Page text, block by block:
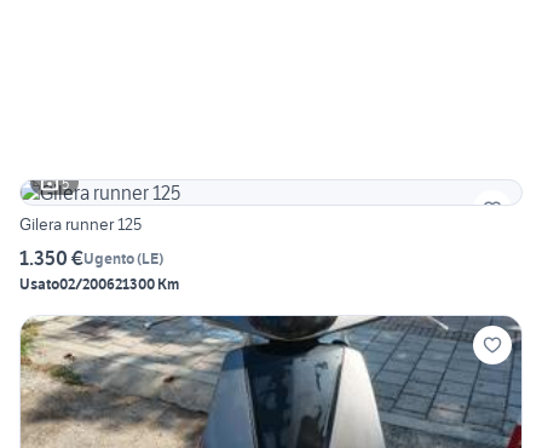
5
Gilera runner 125
1.350 €Ugento(LE)
Usato02/200621300 Km